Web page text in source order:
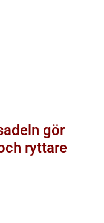
ryttare